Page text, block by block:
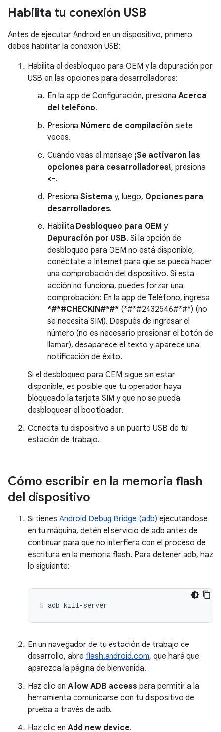
Habilita tu conexión USB
Antes de ejecutar Android en un dispositivo, primero
debes habilitar la conexión USB:
Habilita el desbloqueo para OEM y la depuración por
USB en las opciones para desarrolladores:
En la app de Configuración, presiona Acerca
del teléfono.
Presiona Número de compilación siete
veces.
Cuando veas el mensaje ¡Se activaron las
opciones para desarrolladores!, presiona
<-.
Presiona Sistema y, luego, Opciones para
desarrolladores.
Habilita Desbloqueo para OEM y
Depuración por USB. Si la opción de
desbloqueo para OEM no está disponible,
conéctate a Internet para que se pueda hacer
una comprobación del dispositivo. Si esta
acción no funciona, puedes forzar una
comprobación: En la app de Teléfono, ingresa
*#*#CHECKIN#*#* (*#*#2432546#*#*) (no
se necesita SIM). Después de ingresar el
número (no es necesario presionar el botón de
llamar), desaparece el texto y aparece una
notificación de éxito.
Si el desbloqueo para OEM sigue sin estar
disponible, es posible que tu operador haya
bloqueado la tarjeta SIM y que no se pueda
desbloquear el bootloader.
Conecta tu dispositivo a un puerto USB de tu
estación de trabajo.
Cómo escribir en la memoria flash
del dispositivo
Si tienes Android Debug Bridge (adb) ejecutándose
en tu máquina, detén el servicio de adb antes de
continuar para que no interfiera con el proceso de
escritura en la memoria flash. Para detener adb, haz
lo siguiente:
adb kill-server
En un navegador de tu estación de trabajo de
desarrollo, abre flash.android.com, que hará que
aparezca la página de bienvenida.
Haz clic en Allow ADB access para permitir a la
herramienta comunicarse con tu dispositivo de
prueba a través de adb.
Haz clic en Add new device.